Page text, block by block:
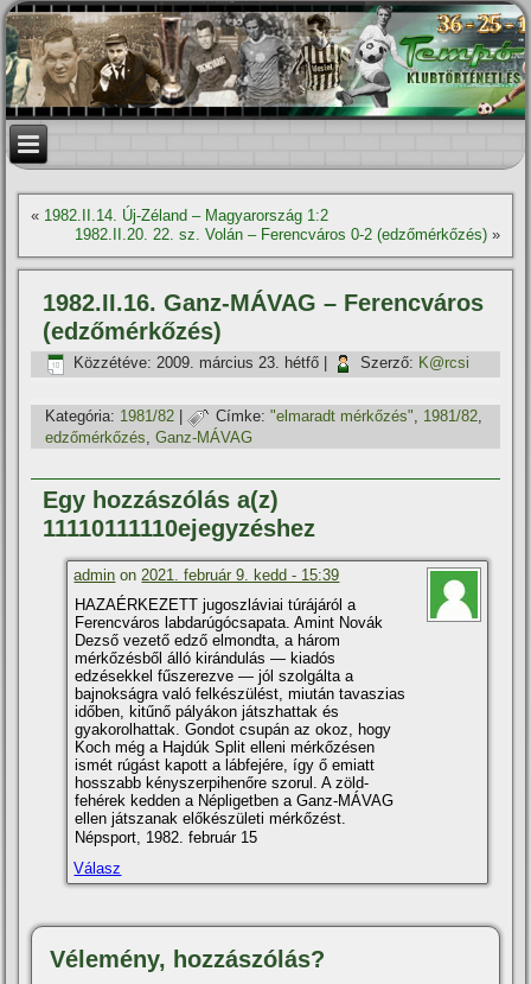
« 1982.II.14. Új-Zéland – Magyarország 1:2
1982.II.20. 22. sz. Volán – Ferencváros 0-2 (edzőmérkőzés)»
1982.II.16. Ganz-MÁVAG – Ferencváros
(edzőmérkőzés)
Közzétéve: 2009. március 23. hétfő Szerző: K@rcsi
Kategória: 1981/82 | Címke: "elmaradt mérkőzés", 1981/82,
edzőmérkőzés,Ganz-MÁVAG
Egy hozzászólás a(z)
11110111110ejegyzéshez
admin on2021. február 9. kedd - 15:39
HAZAÉRKEZETT jugoszláviai túrájáról a
Ferencváros labdarúgócsapata. Amint Novák
Dezső vezető edző elmondta, a három
mérkőzésből álló kirándulás — kiadós
edzésekkel fűszerezve — jól szolgálta a
bajnokságra való felkészülést, miután tavaszias
időben, kitűnő pályákon játszhattak és
gyakorolhattak. Gondot csupán az okoz, hogy
Koch még a Hajdúk Split elleni mérkőzésen
ismét rúgást kapott a lábfejére, így ő emiatt
hosszabb kényszerpihenőre szorul. A zöld-
fehérek kedden a Népligetben a Ganz-MÁVAG
ellen játszanak előkészületi mérkőzést.
Népsport, 1982. február 15
Válasz
Vélemény, hozzászólás?